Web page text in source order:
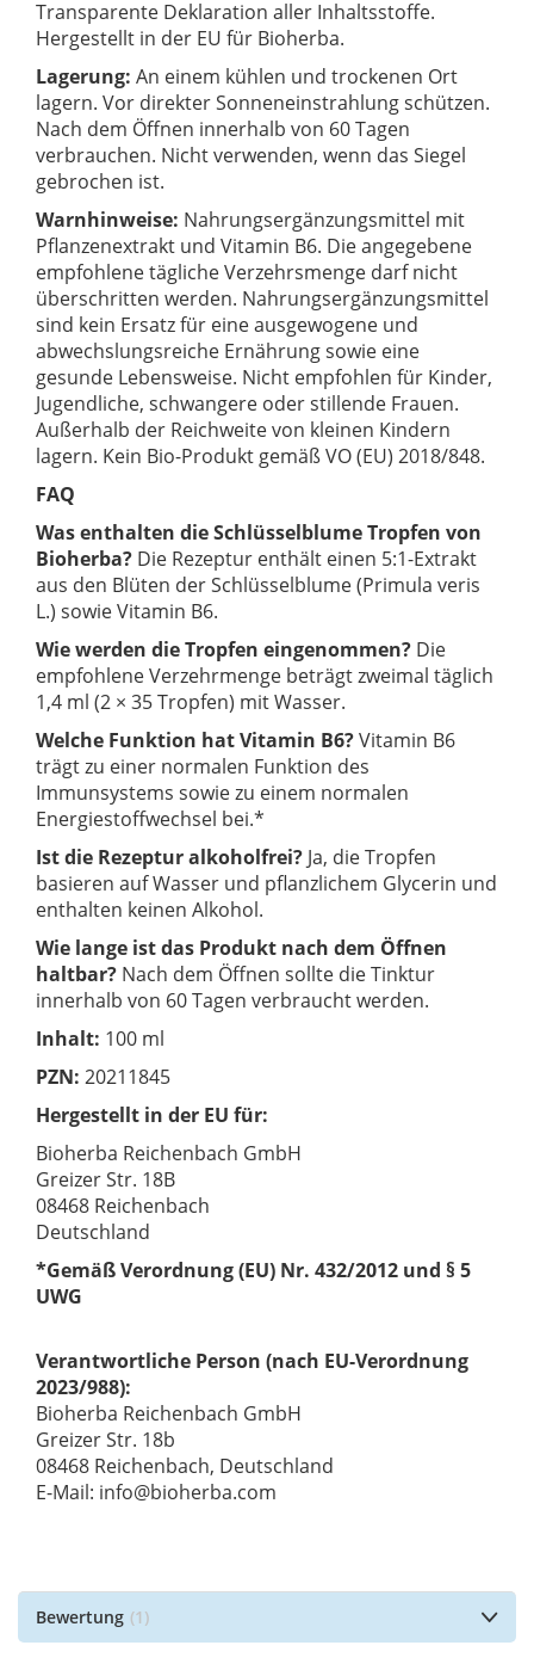
Transparente Deklaration aller Inhaltsstoffe.
Hergestellt in der EU für Bioherba.
Lagerung: An einem kühlen und trockenen Ort
lagern. Vor direkter Sonneneinstrahlung schützen.
Nach dem Öffnen innerhalb von 60 Tagen
verbrauchen. Nicht verwenden, wenn das Siegel
gebrochen ist.
Warnhinweise: Nahrungsergänzungsmittel mit
Pflanzenextrakt und Vitamin B6. Die angegebene
empfohlene tägliche Verzehrsmenge darf nicht
überschritten werden. Nahrungsergänzungsmittel
sind kein Ersatz für eine ausgewogene und
abwechslungsreiche Ernährung sowie eine
gesunde Lebensweise. Nicht empfohlen für Kinder,
Jugendliche, schwangere oder stillende Frauen.
Außerhalb der Reichweite von kleinen Kindern
lagern. Kein Bio-Produkt gemäß VO (EU) 2018/848.
FAQ
Was enthalten die Schlüsselblume Tropfen von
Bioherba? Die Rezeptur enthält einen 5:1-Extrakt
aus den Blüten der Schlüsselblume (Primula veris
L.) sowie Vitamin B6.
Wie werden die Tropfen eingenommen? Die
empfohlene Verzehrmenge beträgt zweimal täglich
1,4 ml (2 × 35 Tropfen) mit Wasser.
Welche Funktion hat Vitamin B6?Vitamin B6
trägt zu einer normalen Funktion des
Immunsystems sowie zu einem normalen
Energiestoffwechsel bei.*
Ist die Rezeptur alkoholfrei? Ja, die Tropfen
basieren auf Wasser und pflanzlichem Glycerin und
enthalten keinen Alkohol.
Wie lange ist das Produkt nach dem Öffnen
haltbar? Nach dem Öffnen sollte die Tinktur
innerhalb von 60 Tagen verbraucht werden.
Inhalt: 100 ml
PZN: 20211845
Hergestellt in der EU für:
Bioherba Reichenbach GmbH
Greizer Str. 18B
08468 Reichenbach
Deutschland
*Gemäß Verordnung (EU) Nr. 432/2012 und § 5
UWG
Verantwortliche Person (nach EU-Verordnung
2023/988):
Bioherba Reichenbach GmbH
Greizer Str. 18b
08468 Reichenbach, Deutschland
E-Mail: info@bioherba.com
Bewertung 1